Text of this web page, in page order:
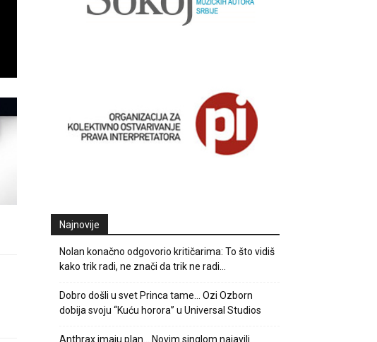
Najnovije
Nolan konačno odgovorio kritičarima: To što vidiš
kako trik radi, ne znači da trik ne radi…
Dobro došli u svet Princa tame… Ozi Ozborn
dobija svoju “Kuću horora” u Universal Studios
Anthrax imaju plan… Novim singlom najavili